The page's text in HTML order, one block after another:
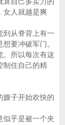
女人就越是爽
从脊背上有一
要冲破军门。
所以每次有这
制住自己的精
子开始欢快的
乎是被一个夹